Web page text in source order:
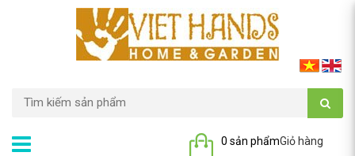
Giỏ hàng
0 sản phẩm